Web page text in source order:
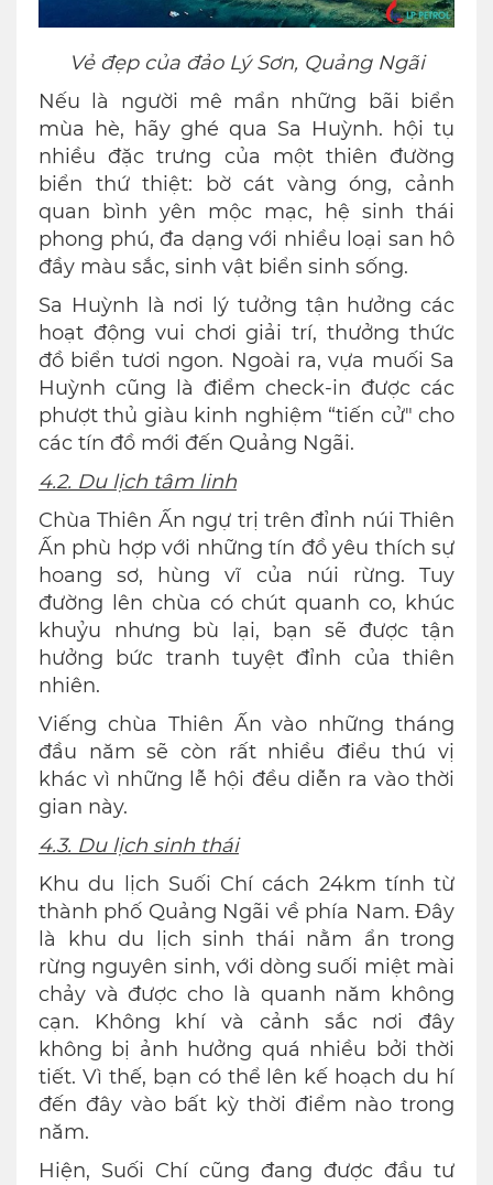
Vẻ đẹp của đảo Lý Sơn, Quảng Ngãi
Nếu là người mê mẩn những bãi biển
mùa hè, hãy ghé qua Sa Huỳnh. hội tụ
nhiều đặc trưng của một thiên đường
biển thứ thiệt: bờ cát vàng óng, cảnh
quan bình yên mộc mạc, hệ sinh thái
phong phú, đa dạng với nhiều loại san hô
đầy màu sắc, sinh vật biển sinh sống.
Sa Huỳnh là nơi lý tưởng tận hưởng các
hoạt động vui chơi giải trí, thưởng thức
đồ biển tươi ngon. Ngoài ra, vựa muối Sa
Huỳnh cũng là điểm check-in được các
phượt thủ giàu kinh nghiệm “tiến cử" cho
các tín đồ mới đến Quảng Ngãi.
4.2. Du lịch tâm linh
Chùa Thiên Ấn ngự trị trên đỉnh núi Thiên
Ấn phù hợp với những tín đồ yêu thích sự
hoang sơ, hùng vĩ của núi rừng. Tuy
đường lên chùa có chút quanh co, khúc
khuỷu nhưng bù lại, bạn sẽ được tận
hưởng bức tranh tuyệt đỉnh của thiên
nhiên.
Viếng chùa Thiên Ấn vào những tháng
đầu năm sẽ còn rất nhiều điểu thú vị
khác vì những lễ hội đều diễn ra vào thời
gian này.
4.3. Du lịch sinh thái
Khu du lịch Suối Chí cách 24km tính từ
thành phố Quảng Ngãi về phía Nam. Đây
là khu du lịch sinh thái nằm ẩn trong
rừng nguyên sinh, với dòng suối miệt mài
chảy và được cho là quanh năm không
cạn. Không khí và cảnh sắc nơi đây
không bị ảnh hưởng quá nhiều bởi thời
tiết. Vì thế, bạn có thể lên kế hoạch du hí
đến đây vào bất kỳ thời điểm nào trong
năm.
Hiện, Suối Chí cũng đang được đầu tư